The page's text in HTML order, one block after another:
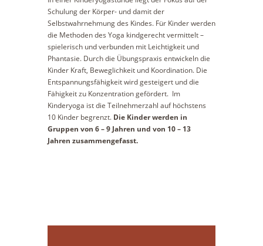
Schulung der Körper- und damit der
Selbstwahrnehmung des Kindes. Für Kinder werden
die Methoden des Yoga kindgerecht vermittelt –
spielerisch und verbunden mit Leichtigkeit und
Phantasie. Durch die Übungspraxis entwickeln die
Kinder Kraft, Beweglichkeit und Koordination. Die
Entspannungsfähigkeit wird gesteigert und die
Fähigkeit zu Konzentration gefördert. Im
Kinderyoga ist die Teilnehmerzahl auf höchstens
10 Kinder begrenzt. Die Kinder werden in
Gruppen von 6 – 9 Jahren und von 10 – 13
Jahren zusammengefasst.